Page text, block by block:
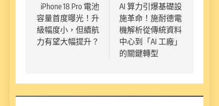
章
導
覽
iPhone 18 Pro 電池
容量首度曝光！升
級幅度小，但續航
力有望大幅提升？
AI 算力引爆基礎設
施革命！施耐德電
機解析從傳統資料
中心到「AI 工廠」
的關鍵轉型